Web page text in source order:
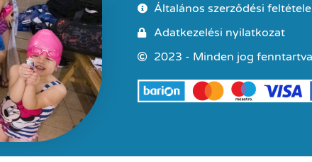
Általános szerződési
Adatkezelési nyilatkozat
2023 - Minden jog